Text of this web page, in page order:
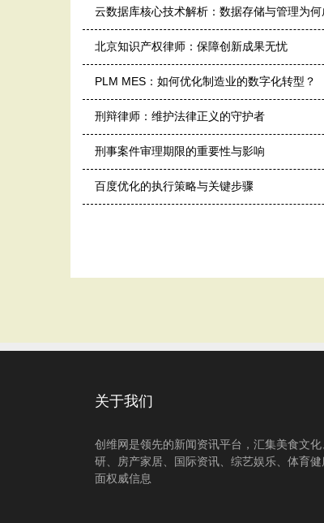
云数据库核心技术解析：数据存储与管理为
北京知识产权律师：保障创新成果无忧
PLM MES：如何优化制造业的数字化转型？
刑辩律师：维护法律正义的守护者
刑事案件审理期限的重要性与影响
百度优化的执行策略与关键步骤
关于我们
创维网是领先的新闻资讯平台，汇集美食文
研、房产家居、国际资讯、综艺娱乐、体育
面权威信息